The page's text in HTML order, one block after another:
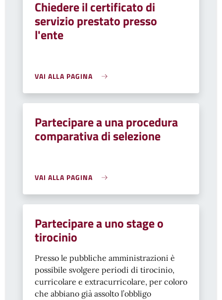
Chiedere il certificato di
servizio prestato presso
l'ente
VAI ALLA PAGINA
Partecipare a una procedura
comparativa di selezione
VAI ALLA PAGINA
Partecipare a uno stage o
tirocinio
Presso le pubbliche amministrazioni è
possibile svolgere periodi di tirocinio,
curricolare e extracurricolare, per coloro
che abbiano già assolto l’obbligo